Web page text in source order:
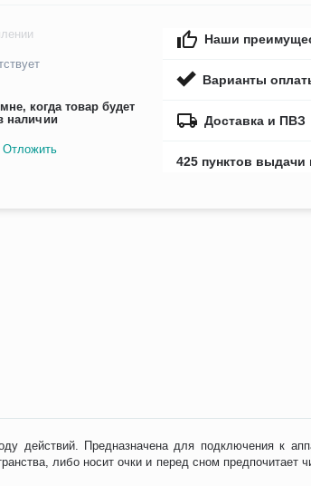
когда товар будет
наличии
Отложить
Наши
Варианты
Доставка и ПВЗ
425 пунктов выдачи
действий. Предназначена для подключения к
либо носит очки и перед сном предпочитает